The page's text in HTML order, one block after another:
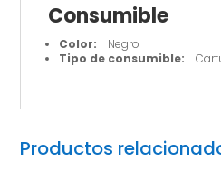
Consumible
Color: Negro
Tipo de consumible:
Productos